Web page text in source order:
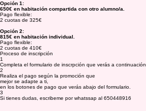
Opción 1:
650€ en habitación compartida con otro alumno/a.
Pago flexible:
2 cuotas de 325€
Opción 2:
815€ en habitación individual.
Pago flexible:
2 cuotas de 410€
Proceso de inscripción
1
Completa el formulario de inscrpción que verás a continuación.
2
Realiza el pago según la promoción que
mejor se adapte a ti,
en los botones de pago que verás abajo del formulario.
3
Si tienes dudas, escribeme por whatssap al 650448916